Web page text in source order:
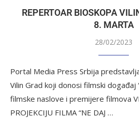
REPERTOAR BIOSKOPA
8. MARTA
28/02/2023
Portal Media Press Srbija
Vilin Grad koji donosi filmski događaj
filmske naslove i premijere filmova
PROJEKCIJU FILMA “NE DAJ …